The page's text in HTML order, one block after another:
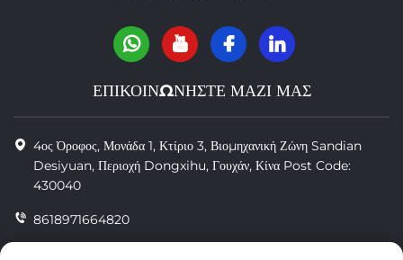
ΕΠΙΚΟΙΝΩΝΗΣΤΕ ΜΑΖΙ ΜΑΣ
4ος Όροφος, Μονάδα 1, Κτίριο 3, Βιομηχανική Ζώνη Sandian
Desiyuan, Περιοχή Dongxihu, Γουχάν, Κίνα Post Code:
430040
8618971664820